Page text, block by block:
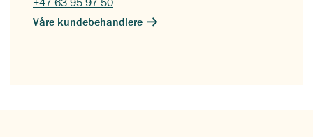
Våre kundebehandlere